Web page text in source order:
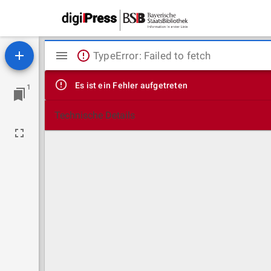
1
Mirador
Viewer
TypeError: Failed to fetch
Es ist ein Fehler aufgetreten
Technische Details